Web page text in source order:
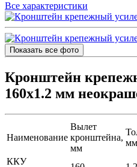
Все характеристики
Показать все фото
Кронштейн
160х1.2 мм
Наименование
Вылет
кронштейна,
мм
мм
ККУ